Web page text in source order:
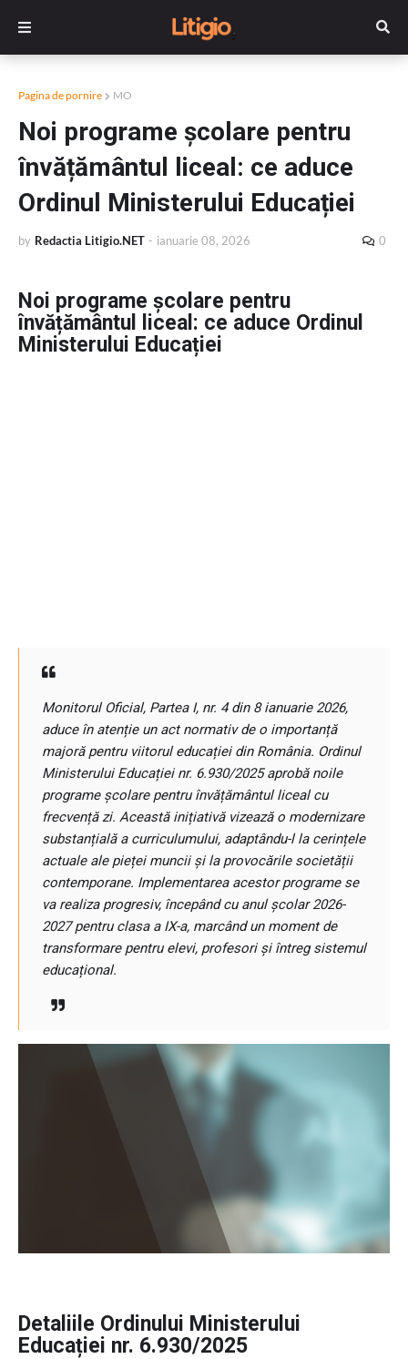
Pagina de pornire MO
Noi programe școlare pentru
învățământul liceal: ce aduce
Ordinul Ministerului Educației
by Redactia Litigio.NET - ianuarie 08, 2026 0
Noi programe școlare pentru
învățământul liceal: ce aduce Ordinul
Ministerului Educației
Monitorul Oficial, Partea I, nr. 4 din 8 ianuarie 2026,
aduce în atenție un act normativ de o importanță
majoră pentru viitorul educației din România. Ordinul
Ministerului Educației nr. 6.930/2025 aprobă noile
programe școlare pentru învățământul liceal cu
frecvență zi. Această inițiativă vizează o modernizare
substanțială a curriculumului, adaptându-l la cerințele
actuale ale pieței muncii și la provocările societății
contemporane. Implementarea acestor programe se
va realiza progresiv, începând cu anul școlar 2026-
2027 pentru clasa a IX-a, marcând un moment de
transformare pentru elevi, profesori și întreg sistemul
educațional.
Detaliile Ordinului Ministerului
Educației nr. 6.930/2025